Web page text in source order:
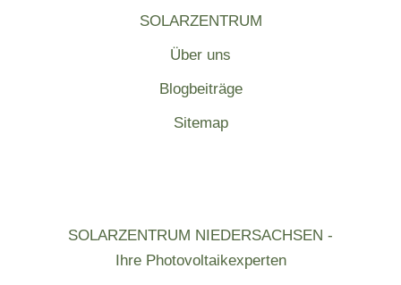
SOLARZENTRUM
Über uns
Blogbeiträge
Sitemap
SOLARZENTRUM NIEDERSACHSEN -
Ihre Photovoltaikexperten